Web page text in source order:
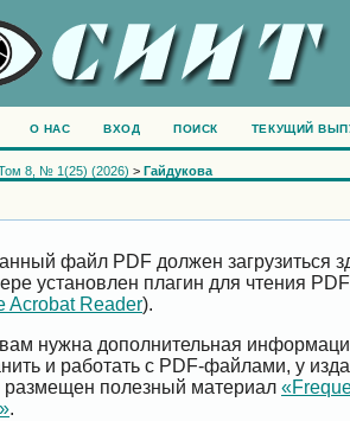
О НАС ВХОД ПОИСК ТЕКУЩИЙ
8, № 1(25) (2026) > Гайдукова
файл PDF должен загрузиться
установлен плагин для чтения
Acrobat Reader).
нужна дополнительная
и работать с PDF-файлами, у
размещен полезный материал
.